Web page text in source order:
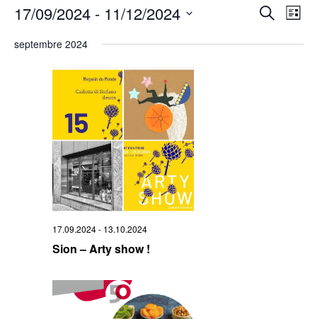
et
Recherche
de
Liste
17/09/2024 - 11/12/2024
une
date.
septembre 2024
17.09.2024- 13.10.2024
Sion – Arty show !